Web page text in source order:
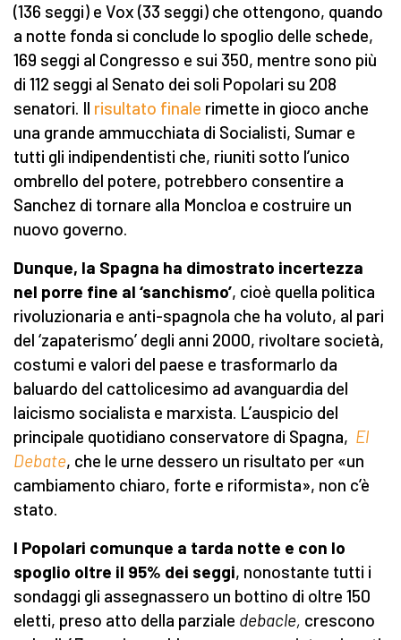
(136 seggi) e Vox (33 seggi) che ottengono, quando
a notte fonda si conclude lo spoglio delle schede,
169 seggi al Congresso e sui 350, mentre sono più
di 112 seggi al Senato dei soli Popolari su 208
senatori. Il risultato finale rimette in gioco anche
una grande ammucchiata di Socialisti, Sumar e
tutti gli indipendentisti che, riuniti sotto l’unico
ombrello del potere, potrebbero consentire a
Sanchez di tornare alla Moncloa e costruire un
nuovo governo.
Dunque, la Spagna ha dimostrato incertezza
nel porre fine al ‘sanchismo’, cioè quella politica
rivoluzionaria e anti-spagnola che ha voluto, al pari
del ‘zapaterismo’ degli anni 2000, rivoltare società,
costumi e valori del paese e trasformarlo da
baluardo del cattolicesimo ad avanguardia del
laicismo socialista e marxista. L’auspicio del
principale quotidiano conservatore di Spagna, El
Debate, che le urne dessero un risultato per «un
cambiamento chiaro, forte e riformista», non c’è
stato.
I Popolari comunque a tarda notte e con lo
spoglio oltre il 95% dei seggi, nonostante tutti i
sondaggi gli assegnassero un bottino di oltre 150
eletti, preso atto della parziale debacle, crescono